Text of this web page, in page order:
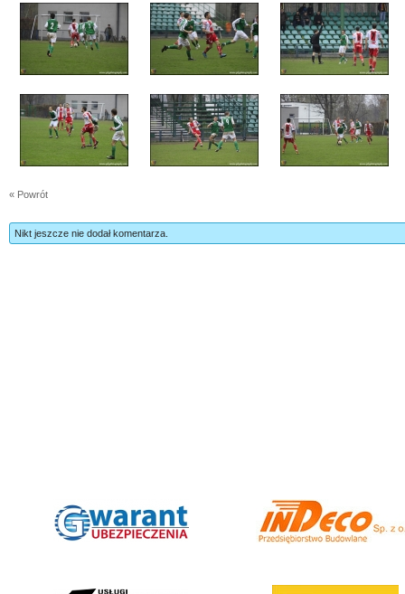
« Powrót
Nikt jeszcze nie dodał komentarza.